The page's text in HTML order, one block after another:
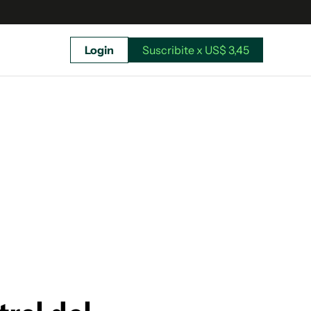
Suscribite x US$ 3,45
Login Suscribite x US$ 3,45